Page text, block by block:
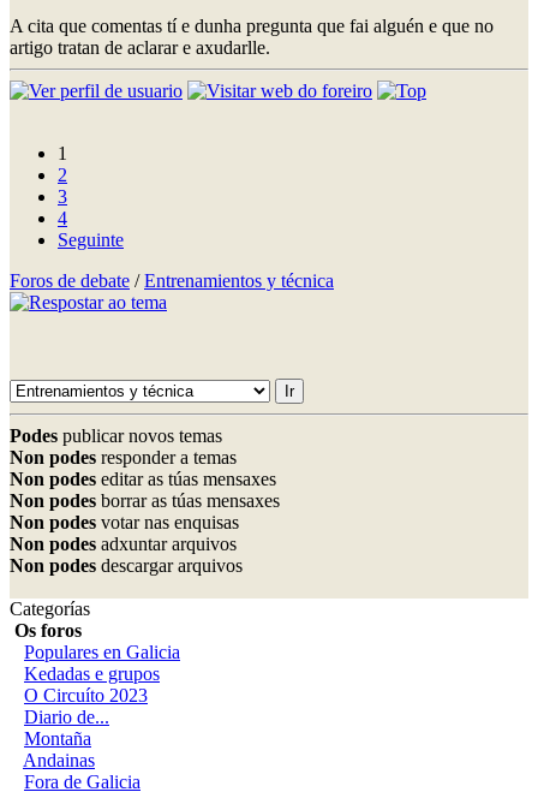
A cita que comentas tí e dunha pregunta que fai alguén e que no
artigo tratan de aclarar e axudarlle.
1
2
3
4
Seguinte
Foros de debate /Entrenamientos y técnica
Podes publicar novos temas
Non podes responder a temas
Non podes editar as túas mensaxes
Non podes borrar as túas mensaxes
Non podes votar nas enquisas
Non podes adxuntar arquivos
Non podes descargar arquivos
Categorías
Os foros
Populares en Galicia
Kedadas e grupos
O Circuíto 2023
Diario de...
Montaña
Andainas
Fora de Galicia